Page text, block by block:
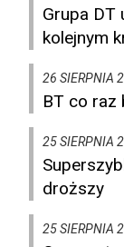
Grupa DT
kolejnym
26 SIERPNIA
BT co raz
25 SIERPNIA
droższy
25 SIERPNIA